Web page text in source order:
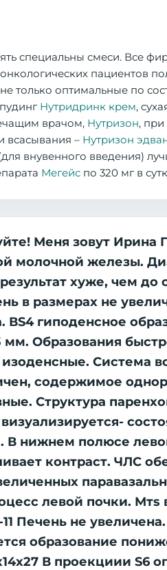
специальны смеси. Все
пациентов
только оптимальные по
Нутридринк крем,
врачом, Нутризон,
всасывания – Нутризон
внувенного введения)
Мегейс по 320 мг в
Меня зовут Ирина
молочной железы.
хуже, чем до
в размерах не
гиподенсное
мм. Образования
Система
содержимое
Структура
В нижнем полюсе
контраст. ЧЛС
левой почки. Мтs
Печень не
образование
В проекциии S6